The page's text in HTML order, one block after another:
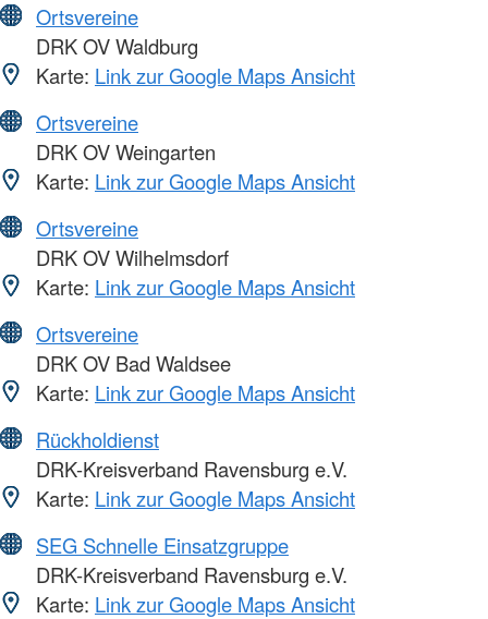
Ortsvereine
DRK OV Waldburg
Karte: Link zur Google Maps Ansicht
Ortsvereine
DRK OV Weingarten
Karte: Link zur Google Maps Ansicht
Ortsvereine
DRK OV Wilhelmsdorf
Karte: Link zur Google Maps Ansicht
Ortsvereine
DRK OV Bad Waldsee
Karte: Link zur Google Maps Ansicht
Rückholdienst
DRK-Kreisverband Ravensburg e.V.
Karte: Link zur Google Maps Ansicht
SEG Schnelle Einsatzgruppe
DRK-Kreisverband Ravensburg e.V.
Karte: Link zur Google Maps Ansicht